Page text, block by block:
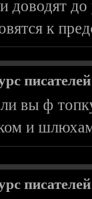
доводят
к
писателей
вы ф
и
писателей